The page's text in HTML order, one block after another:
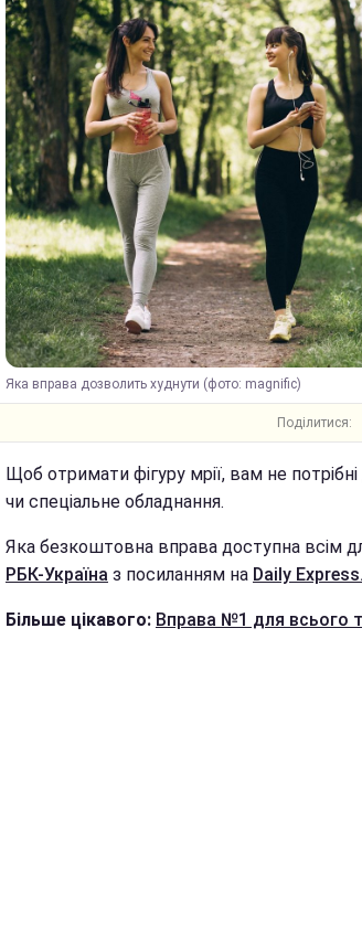
Яка вправа дозволить худнути (фото: magnific)
Поділитися:
Щоб отримати фігуру мрії, вам не
чи спеціальне обладнання.
Яка безкоштовна вправа доступна всім
РБК-Україна з посиланням на Daily Express.
Більше цікавого: Вправа №1 для всього